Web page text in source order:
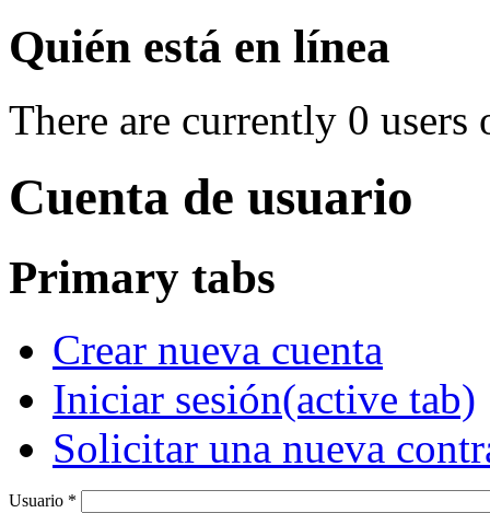
Quién está en línea
There are currently 0 users
Cuenta de usuario
Primary tabs
Crear nueva cuenta
Iniciar sesión(active tab)
Solicitar una nueva
Usuario *